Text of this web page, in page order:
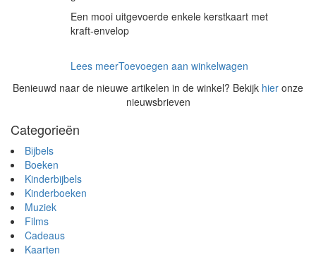
Een mooi uitgevoerde enkele kerstkaart met
kraft-envelop
Lees meerToevoegen aan winkelwagen
Benieuwd naar de nieuwe artikelen in de winkel? Bekijk hier onze
nieuwsbrieven
Categorieën
Bijbels
Boeken
Kinderbijbels
Kinderboeken
Muziek
Films
Cadeaus
Kaarten